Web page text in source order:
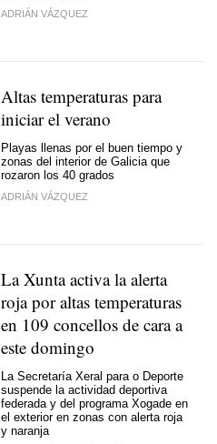
ADRIÁN VÁZQUEZ
Altas temperaturas para
iniciar el verano
Playas llenas por el buen tiempo y
zonas del interior de Galicia que
rozaron los 40 grados
ADRIÁN VÁZQUEZ
La Xunta activa la alerta
roja por altas temperaturas
en 109 concellos de cara a
este domingo
La Secretaría Xeral para o Deporte
suspende la actividad deportiva
federada y del programa Xogade en
el exterior en zonas con alerta roja
y naranja